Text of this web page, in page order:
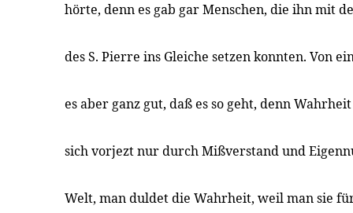
hörte, denn es gab gar Menschen, die ihn mit
des S. Pierre ins Gleiche setzen konnten. Von
es aber ganz gut, daß es so geht, denn
sich vorjezt nur durch Mißverstand und
Welt, man duldet die Wahrheit, weil man sie